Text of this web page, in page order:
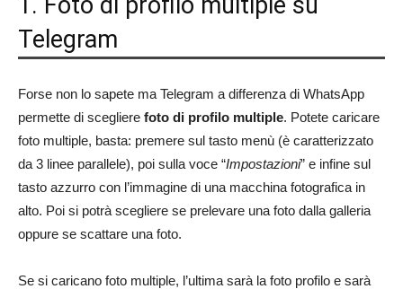
Telegram
Forse non lo sapete ma Telegram a differenza di WhatsApp
permette di scegliere foto di profilo multiple. Potete caricare
foto multiple, basta: premere sul tasto menù (è caratterizzato
da 3 linee parallele), poi sulla voce “Impostazioni” e infine sul
tasto azzurro con l’immagine di una macchina fotografica in
alto. Poi si potrà scegliere se prelevare una foto dalla galleria
oppure se scattare una foto.
Se si caricano foto multiple, l’ultima sarà la foto profilo e sarà